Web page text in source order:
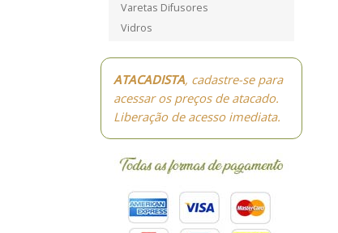
Varetas Difusores
Vidros
ATACADISTA, cadastre-se para
acessar os preços de atacado.
Liberação de acesso imediata.